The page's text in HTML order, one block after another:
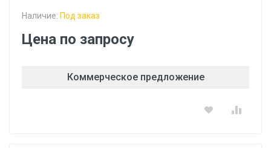
Наличие: Под заказ
Цена по запросу
Коммерческое предложение